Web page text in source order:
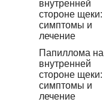
Папиллома на
внутренней
стороне щеки:
симптомы и
лечение